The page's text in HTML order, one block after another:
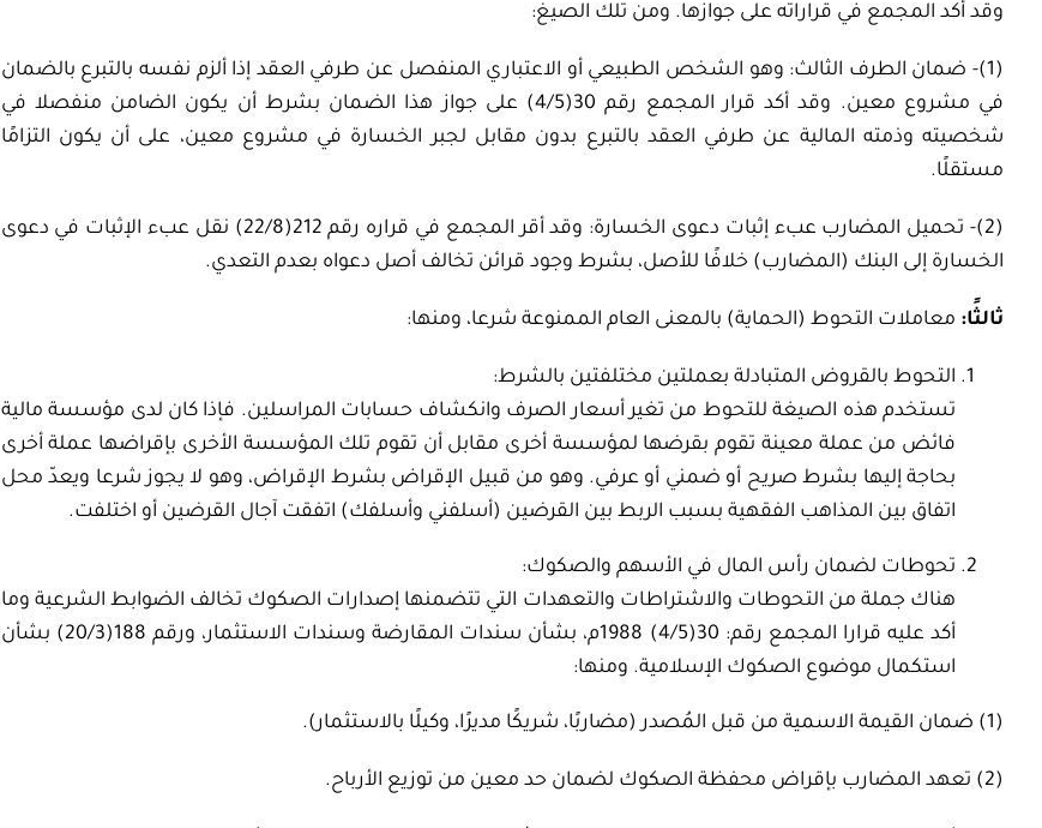
وقد أكد المجمع في قراراته على جوازها. ومن تلك الصيغ:
(1)- ضمان الطرف الثالث: وهو الشخص الطبيعي أو الاعتباري المنفصل عن طرفي العقد إذا ألزم نفسه بالتبرع بالضمان
في مشروع معين. وقد أكد قرار المجمع رقم 30(4/5) على جواز هذا الضمان بشرط أن يكون الضامن منفصلا في
شخصيته وذمته المالية عن طرفي العقد بالتبرع بدون مقابل لجبر الخسارة في مشروع معين، على أن يكون التزامًا
مستقلًا.
(2)- تحميل المضارب عبء إثبات دعوى الخسارة: وقد أقر المجمع في قراره رقم 212(22/8) نقل عبء الإثبات في دعوى
الخسارة إلى البنك (المضارب) خلافًا للأصل، بشرط وجود قرائن تخالف أصل دعواه بعدم التعدي.
ثالثًا: معاملات التحوط (الحماية) بالمعنى العام الممنوعة شرعا، ومنها:
التحوط بالقروض المتبادلة بعملتين مختلفتين بالشرط:
تستخدم هذه الصيغة للتحوط من تغير أسعار الصرف وانكشاف حسابات المراسلين. فإذا كان لدى مؤسسة مالية
فائض من عملة معينة تقوم بقرضها لمؤسسة أخرى مقابل أن تقوم تلك المؤسسة الأخرى بإقراضها عملة أخرى
بحاجة إليها بشرط صريح أو ضمني أو عرفي. وهو من قبيل الإقراض بشرط الإقراض، وهو لا يجوز شرعا ويعدّ محل
اتفاق بين المذاهب الفقهية بسبب الربط بين القرضين (أسلفني وأسلفك) اتفقت آجال القرضين أو اختلفت.
تحوطات لضمان رأس المال في الأسهم والصكوك:
هناك جملة من التحوطات والاشتراطات والتعهدات التي تتضمنها إصدارات الصكوك تخالف الضوابط الشرعية وما
أكد عليه قرارا المجمع رقم: 30(4/5) 1988م، بشأن سندات المقارضة وسندات الاستثمار، ورقم 188(20/3) بشأن
استكمال موضوع الصكوك الإسلامية. ومنها:
(1) ضمان القيمة الاسمية من قبل المُصدر (مضاربًا، شريكًا مديرًا، وكيلًا بالاستثمار).
(2) تعهد المضارب بإقراض محفظة الصكوك لضمان حد معين من توزيع الأرباح.